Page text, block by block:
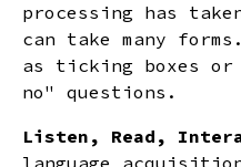
processing has
can take many
as ticking boxes or
no" questions.
Listen, Read,
language